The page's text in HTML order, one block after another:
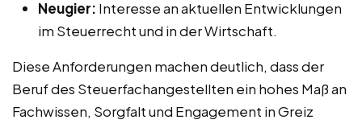
Neugier: Interesse an aktuellen Entwicklungen
im Steuerrecht und in der Wirtschaft.
Diese Anforderungen machen deutlich, dass der
Beruf des Steuerfachangestellten ein hohes Maß an
Fachwissen, Sorgfalt und Engagement in Greiz